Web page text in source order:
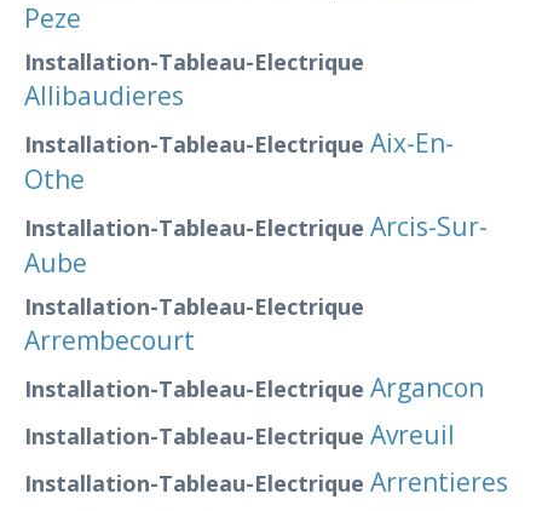
Peze
Installation-Tableau-Electrique
Allibaudieres
Installation-Tableau-Electrique Aix-En-
Othe
Installation-Tableau-Electrique Arcis-Sur-
Aube
Installation-Tableau-Electrique
Arrembecourt
Installation-Tableau-Electrique Argancon
Installation-Tableau-Electrique Avreuil
Installation-Tableau-Electrique Arrentieres